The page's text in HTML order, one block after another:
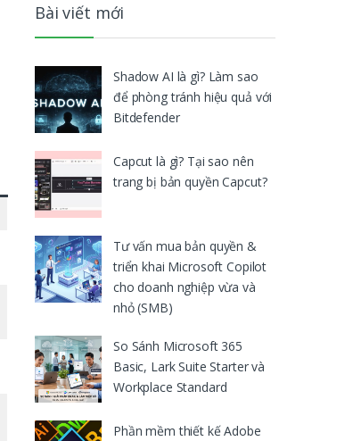
Bài viết mới
Shadow AI là gì? Làm sao
để phòng tránh hiệu quả với
Bitdefender
Capcut là gì? Tại sao nên
trang bị bản quyền Capcut?
Tư vấn mua bản quyền &
triển khai Microsoft Copilot
cho doanh nghiệp vừa và
nhỏ (SMB)
So Sánh Microsoft 365
Basic, Lark Suite Starter và
Workplace Standard
Phần mềm thiết kế Adobe